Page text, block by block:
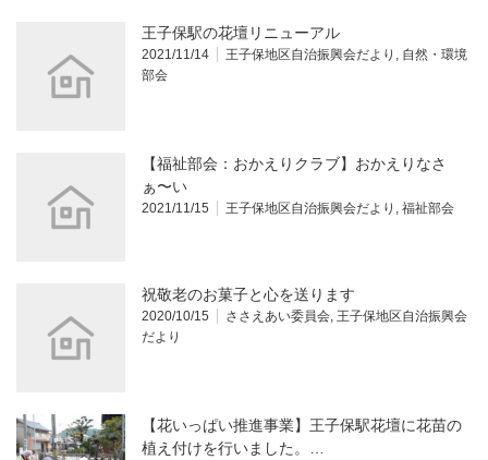
王子保駅の花壇リニューアル
2021/11/14 王子保地区自治振興会だより
自然・環境
部会
【福祉部会：おかえりクラブ】おかえりなさ
ぁ〜い
2021/11/15 王子保地区自治振興会だより 福祉部会
祝敬老のお菓子と心を送ります
2020/10/15 ささえあい委員会 王子保地区自治振興会
だより
【花いっぱい推進事業】王子保駅花壇に花苗の
植え付けを行いました。…